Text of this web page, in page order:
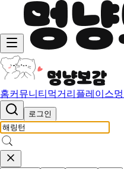
홈커뮤니티 먹거리 플레이스
로그인